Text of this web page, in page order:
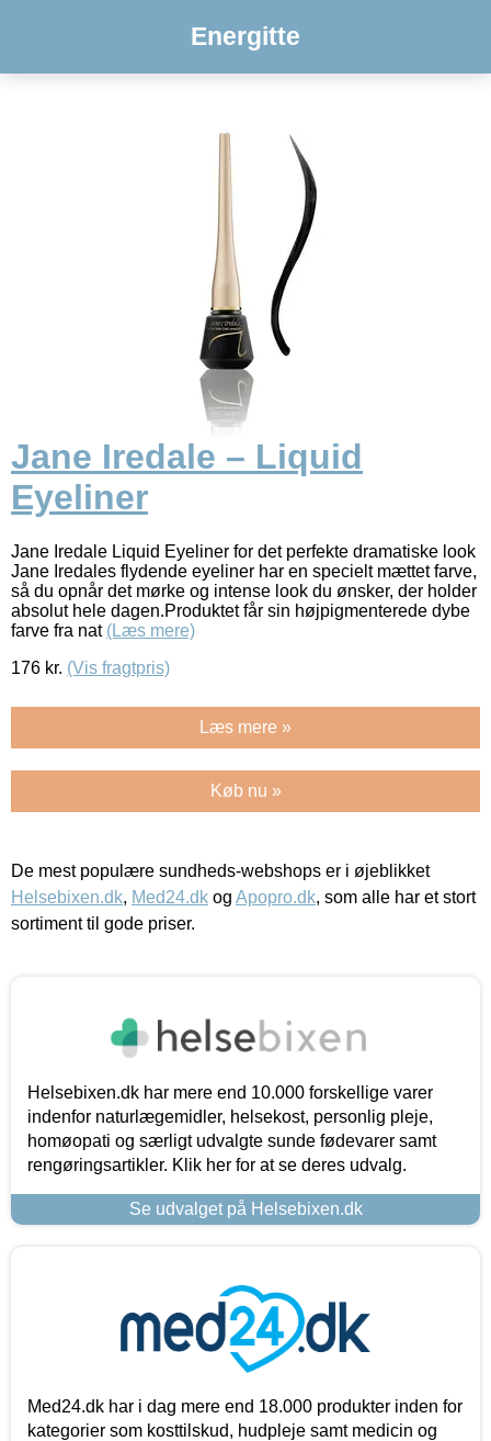
Energitte
Jane Iredale – Liquid
Eyeliner
Jane Iredale Liquid Eyeliner for det perfekte dramatiske look
Jane Iredales flydende eyeliner har en specielt mættet farve,
så du opnår det mørke og intense look du ønsker, der holder
absolut hele dagen.Produktet får sin højpigmenterede dybe
farve fra nat (Læs mere)
176 kr. (Vis fragtpris)
Læs mere »
Køb nu »
De mest populære sundheds-webshops er i øjeblikket
Helsebixen.dk, Med24.dk og Apopro.dk, som alle har et stort
sortiment til gode priser.
Helsebixen.dk har mere end 10.000 forskellige varer
indenfor naturlægemidler, helsekost, personlig pleje,
homøopati og særligt udvalgte sunde fødevarer samt
rengøringsartikler. Klik her for at se deres udvalg.
Se udvalget på Helsebixen.dk
Med24.dk har i dag mere end 18.000 produkter inden for
kategorier som kosttilskud, hudpleje samt medicin og